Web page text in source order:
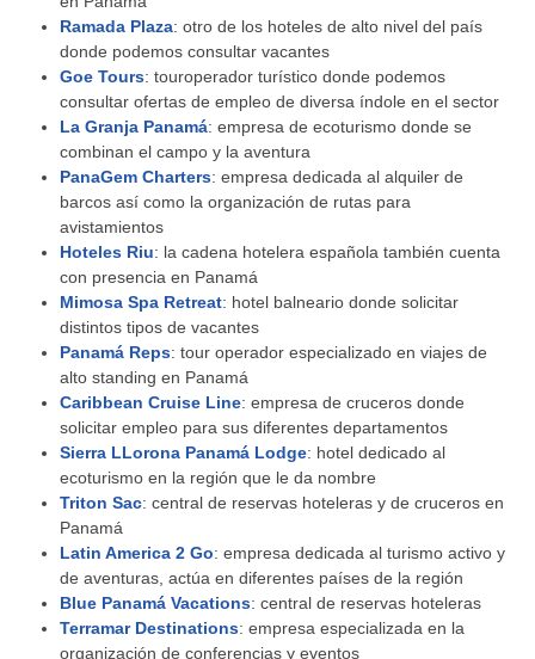
Ramada Plaza: otro de los hoteles de alto nivel del país
donde podemos consultar vacantes
Goe Tours: touroperador turístico donde podemos
consultar ofertas de empleo de diversa índole en el sector
La Granja Panamá: empresa de ecoturismo donde se
combinan el campo y la aventura
PanaGem Charters: empresa dedicada al alquiler de
barcos así como la organización de rutas para
avistamientos
Hoteles Riu: la cadena hotelera española también cuenta
con presencia en Panamá
Mimosa Spa Retreat: hotel balneario donde solicitar
distintos tipos de vacantes
Panamá Reps: tour operador especializado en viajes de
alto standing en Panamá
Caribbean Cruise Line: empresa de cruceros donde
solicitar empleo para sus diferentes departamentos
Sierra LLorona Panamá Lodge: hotel dedicado al
ecoturismo en la región que le da nombre
Triton Sac: central de reservas hoteleras y de cruceros en
Panamá
Latin America 2 Go: empresa dedicada al turismo activo y
de aventuras, actúa en diferentes países de la región
Blue Panamá Vacations: central de reservas hoteleras
Terramar Destinations: empresa especializada en la
organización de conferencias y eventos